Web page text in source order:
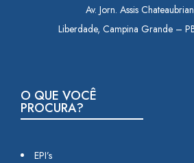
Av. Jorn. Assis
Liberdade, Campina Grande –
O QUE VOCÊ
PROCURA?
EPI’s